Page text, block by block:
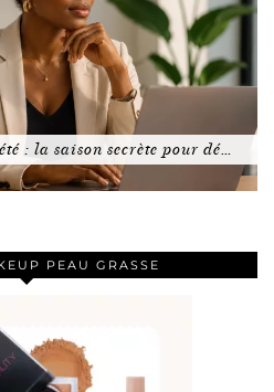
: la saison secrète pour dé…
PEAU GRASSE